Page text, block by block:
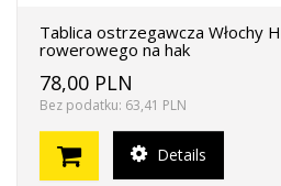
Tablica ostrzegawcza Włochy
rowerowego na hak
78,00 PLN
Bez podatku: 63,41 PLN
Details